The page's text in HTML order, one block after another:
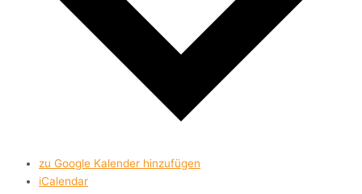
zu Google Kalender hinzufügen
iCalendar